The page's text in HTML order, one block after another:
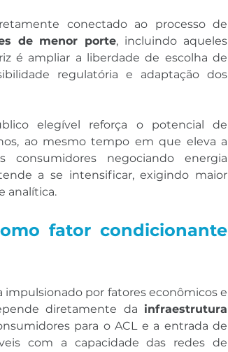
de menor porte, incluindo aqueles
é ampliar a liberdade de escolha de
regulatória e adaptação dos
elegível reforça o potencial de
ao mesmo tempo em que eleva a
negociando energia
a se intensificar, exigindo maior
analítica.
fator condicionante
impulsionado por fatores econômicos e
diretamente da infraestrutura
para o ACL e a entrada de
com a capacidade das redes de